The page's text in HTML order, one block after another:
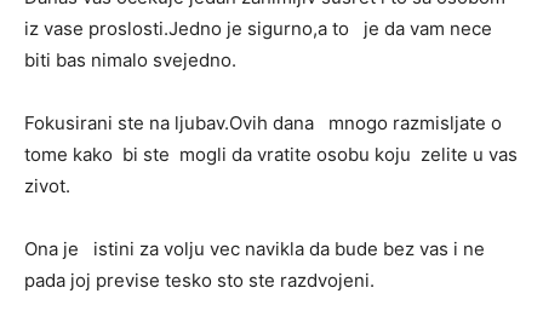
iz vase proslosti.Jedno je sigurno,a to je da vam nece
biti bas nimalo svejedno.
Fokusirani ste na ljubav.Ovih dana mnogo razmisljate o
tome kako bi ste mogli da vratite osobu koju zelite u vas
zivot.
Ona je istini za volju vec navikla da bude bez vas i ne
pada joj previse tesko sto ste razdvojeni.